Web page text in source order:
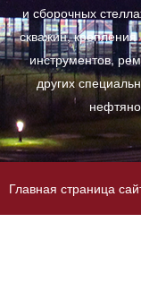
и сборочных
скважин,
инструментов,
других
Главная страница